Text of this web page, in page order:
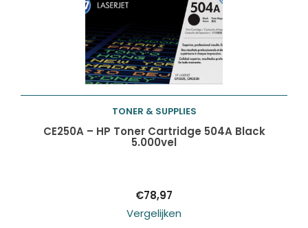
Toevoegen aan
TONER & SUPPLIES
CE250A – HP Toner Cartridge 504A Black
5.000vel
€78,97
Vergelijken